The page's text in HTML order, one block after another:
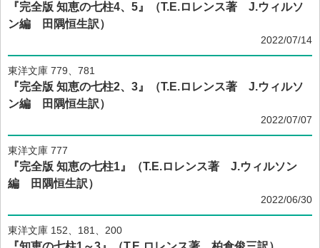
『完全版 知恵の七柱4、5』（T.E.ロレンス著 J.ウィルソ
ン編 田隅恒生訳）
2022/07/14
東洋文庫 779、781
『完全版 知恵の七柱2、3』（T.E.ロレンス著 J.ウィルソ
ン編 田隅恒生訳）
2022/07/07
東洋文庫 777
『完全版 知恵の七柱1』（T.E.ロレンス著 J.ウィルソン
編 田隅恒生訳）
2022/06/30
東洋文庫 152、181、200